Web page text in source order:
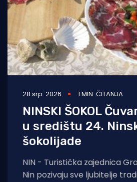
28 srp. 2026 1 MIN. ČITANJA
NINSKI ŠOKOL
u središtu 24.
šokolijade
NIN - Turistička zajednica
Nin pozivaju sve ljubitelje